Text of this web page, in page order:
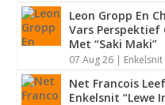
Leon Gropp En
Vars Perspektief
Met “Saki Maki”
07 Aug 26 |
Net Francois
Enkelsnit “Lewe